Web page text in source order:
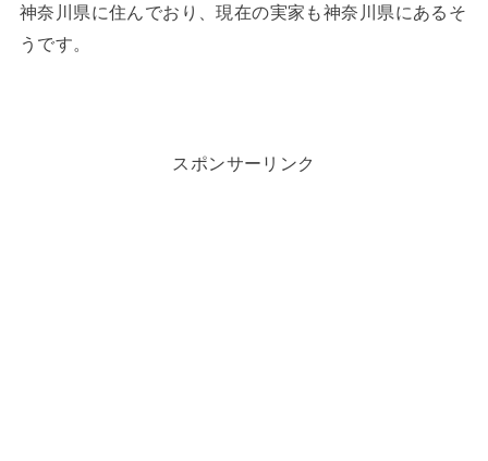
神奈川県に住んでおり、現在の実家も神奈川県にあるそ
うです。
スポンサーリンク